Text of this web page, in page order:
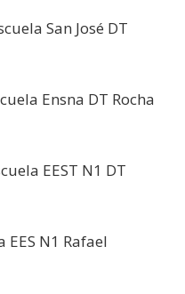
San José DT
Ensna DT Rocha
EEST N1 DT
N1 Rafael